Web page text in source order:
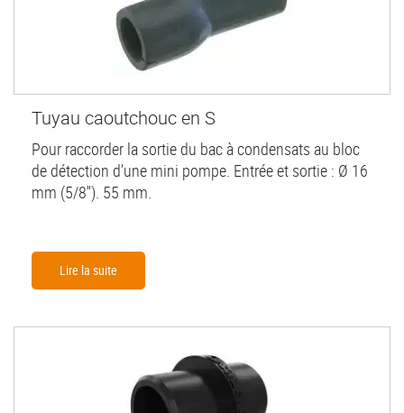
Tuyau caoutchouc en S
Pour raccorder la sortie du bac à condensats au bloc
de détection d’une mini pompe. Entrée et sortie : Ø 16
mm (5/8''). 55 mm.
Lire la suite